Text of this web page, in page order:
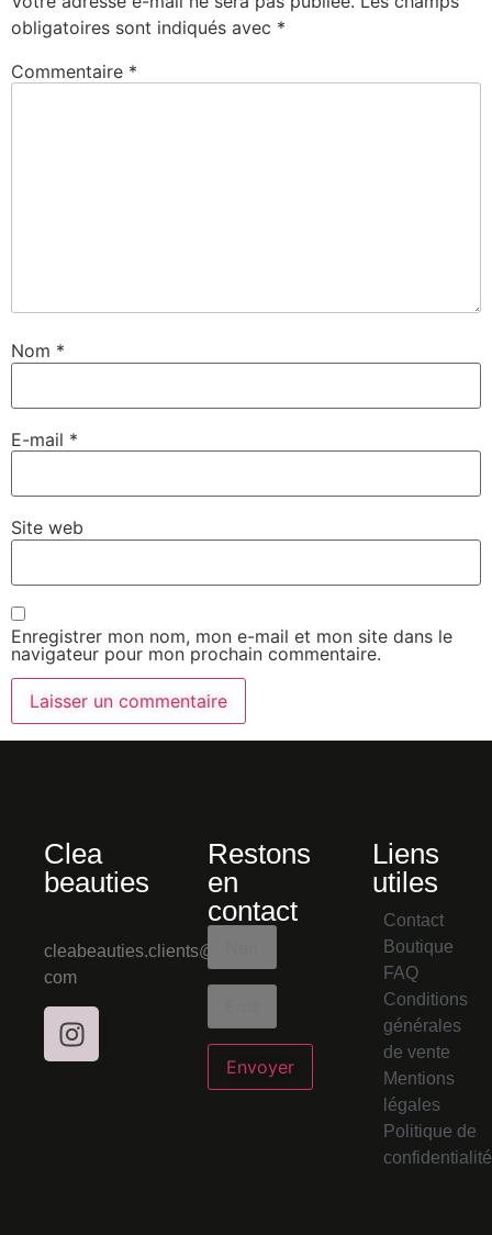
obligatoires sont indiqués avec *
Commentaire *
Nom *
E-mail *
Site web
Enregistrer mon nom, mon e-mail et mon site dans le
navigateur pour mon prochain commentaire.
Clea
beauties
cleabeauties.clients@gmail.
com
Restons
en
contact
Liens
utiles
Contact
Boutique
FAQ
Conditions
générales
de vente
Mentions
légales
Politique de
confidentialité